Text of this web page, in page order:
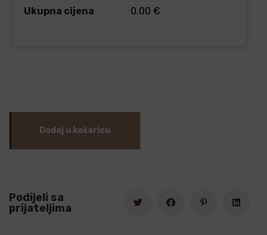
Ukupna cijena 0.00 €
Dodaj u košaricu
Podijeli sa
prijateljima